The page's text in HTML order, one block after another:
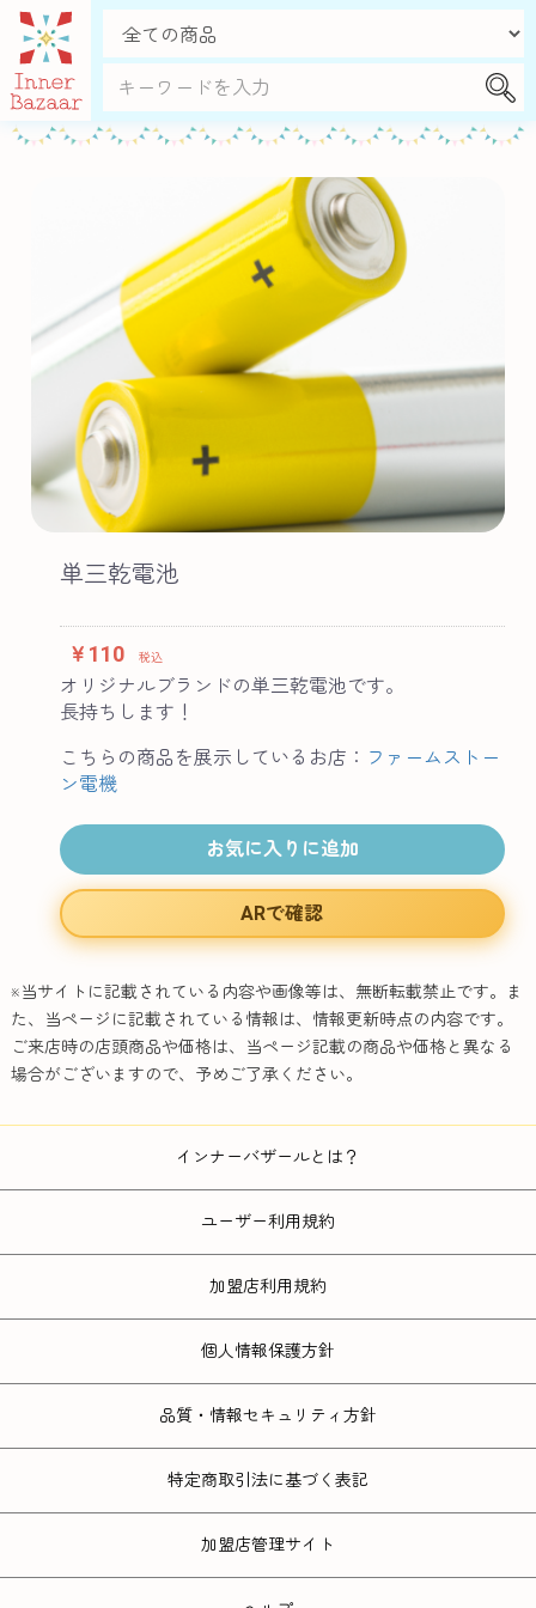
単三乾電池
￥110 税込
オリジナルブランドの単三乾電池です。
長持ちします！
こちらの商品を展示しているお店： ファームストー
ン電機
お気に入りに追加
ARで確認
※当サイトに記載されている内容や画像等は、無断転載禁止です。ま
た、当ページに記載されている情報は、情報更新時点の内容です。
ご来店時の店頭商品や価格は、当ページ記載の商品や価格と異なる
場合がございますので、予めご了承ください。
インナーバザールとは？
ユーザー利用規約
加盟店利用規約
個人情報保護方針
品質・情報セキュリティ方針
特定商取引法に基づく表記
加盟店管理サイト